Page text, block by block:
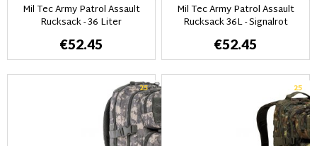
Mil Tec Army Patrol Assault
Rucksack - 36 Liter
€52.45
Mil Tec Army Patrol Assault
Rucksack 36L - Signalrot
€52.45
25 25